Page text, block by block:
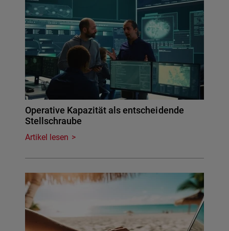
Operative Kapazität als entscheidende
Stellschraube
Artikel lesen